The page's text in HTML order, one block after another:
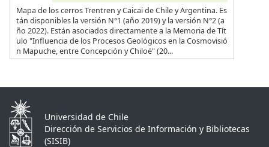
Mapa de los cerros Trentren y Caicai de Chile y Argentina. Es
tán disponibles la versión N°1 (año 2019) y la versión N°2 (a
ño 2022). Están asociados directamente a la Memoria de Tít
ulo "Influencia de los Procesos Geológicos en la Cosmovisió
n Mapuche, entre Concepción y Chiloé" (20...
Universidad de Chile
Dirección de Servicios de Información y Bibliotecas
(SISIB)